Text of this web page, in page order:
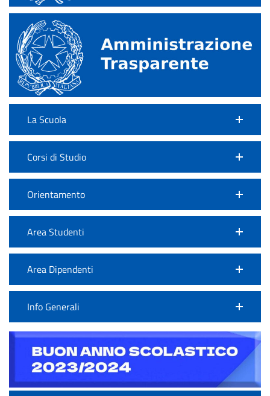
La Scuola
Corsi di Studio
Orientamento
Area Studenti
Area Dipendenti
Info Generali